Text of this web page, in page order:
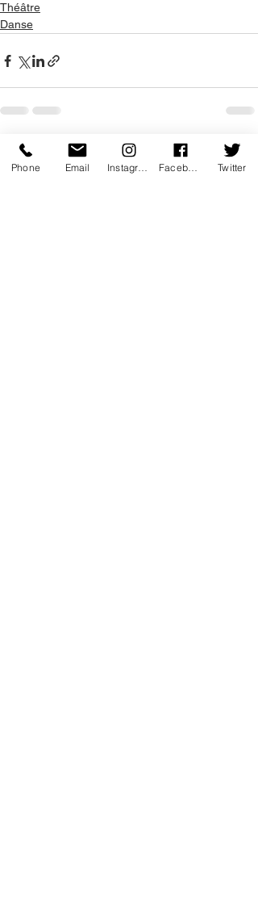
Théâtre
Danse
Posts récents Voir tout
Phone Email Twitter